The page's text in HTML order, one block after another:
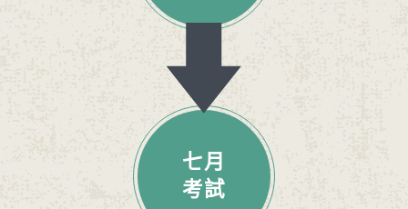
七月
考試